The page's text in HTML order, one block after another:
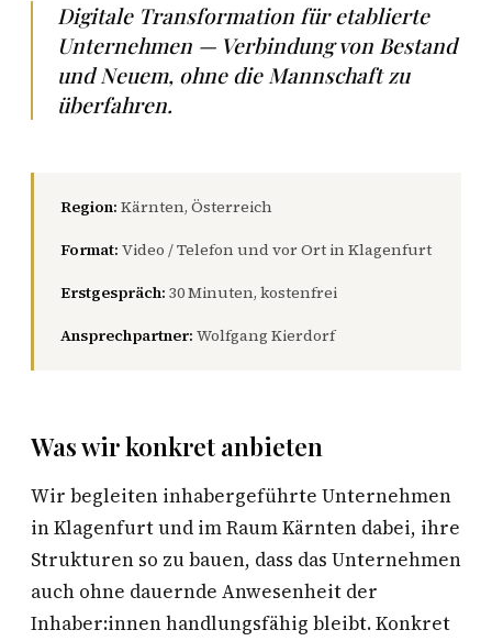
Digitale Transformation für etablierte
Unternehmen — Verbindung von Bestand
und Neuem, ohne die Mannschaft zu
überfahren.
Region: Kärnten, Österreich
Format: Video / Telefon und vor Ort in Klagenfurt
Erstgespräch: 30 Minuten, kostenfrei
Ansprechpartner: Wolfgang Kierdorf
Was wir konkret anbieten
Wir begleiten inhabergeführte Unternehmen
in Klagenfurt und im Raum Kärnten dabei, ihre
Strukturen so zu bauen, dass das Unternehmen
auch ohne dauernde Anwesenheit der
Inhaber:innen handlungsfähig bleibt. Konkret